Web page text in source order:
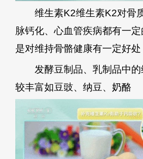
维生素K2维生素K2对骨
脉钙化、心血管疾病都有一定
是对维持骨骼健康有一定好处
发酵豆制品、乳制品中的
较丰富如豆豉、纳豆、奶酪